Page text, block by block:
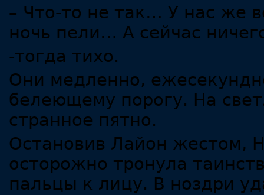
– Что-то не так… У нас же
ночь пели… А сейчас
-тогда тихо.
Они медленно,
белеющему порогу. На
странное пятно.
Остановив Лайон жестом,
осторожно тронула
пальцы к лицу. В ноздри